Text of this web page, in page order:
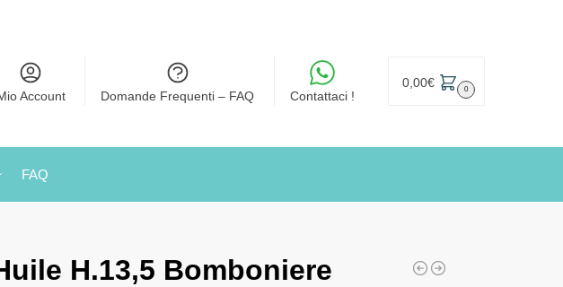
Account Domande Frequenti – FAQ Contattaci !
0,00€ 0
FAQ
H.13,5 Bomboniere